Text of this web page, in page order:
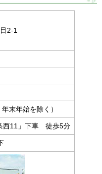
2-1
末年始を除く）
西11」下車 徒歩5分